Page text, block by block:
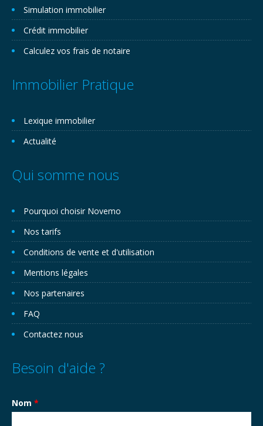
Simulation immobilier
Crédit immobilier
Calculez vos frais de notaire
Immobilier Pratique
Lexique immobilier
Actualité
Qui somme nous
Pourquoi choisir Novemo
Nos tarifs
Conditions de vente et d'utilisation
Mentions légales
Nos partenaires
FAQ
Contactez nous
Besoin d'aide ?
Nom *